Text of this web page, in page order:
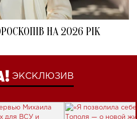
НА 2026 РІК
ЭКСКЛЮЗИВ